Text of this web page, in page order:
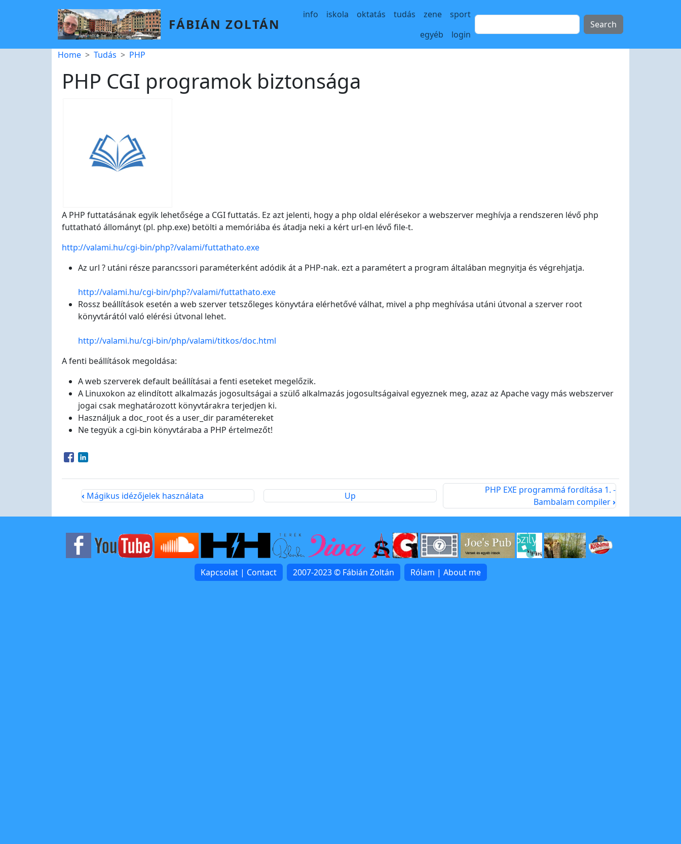
FÁBIÁN ZOLTÁN
Main navigation
info iskola oktatás tudás zene
sport
egyéb
login
Breadcrumb
Home Tudás PHP
PHP CGI programok biztonsága
A PHP futtatásának egyik lehetősége a CGI futtatás. Ez azt jelenti, hogy a php oldal elérésekor a webszerver meghívja a rendszeren lévő php
futtatható állományt (pl. php.exe) betölti a memóriába és átadja neki a kért url-en lévő file-t.
http://valami.hu/cgi-bin/php?/valami/futtathato.exe
Az url ? utáni része parancssori paraméterként adódik át a PHP-nak. ezt a paramétert a program általában megnyitja és végrehjatja.
http://valami.hu/cgi-bin/php?/valami/futtathato.exe
Rossz beállítások esetén a web szerver tetszőleges könyvtára elérhetővé válhat, mivel a php meghívása utáni útvonal a szerver root
könyvtárától való elérési útvonal lehet.
http://valami.hu/cgi-bin/php/valami/titkos/doc.html
A fenti beállítások megoldása:
A web szerverek default beállításai a fenti eseteket megelőzik.
A Linuxokon az elindított alkalmazás jogosultságai a szülő alkalmazás jogosultságaival egyeznek meg, azaz az Apache vagy más webszerver
jogai csak meghatározott könyvtárakra terjedjen ki.
Használjuk a doc_root és a user_dir paramétereket
Ne tegyük a cgi-bin könyvtáraba a PHP értelmezőt!
Opens in a new window
Opens in a new window
‹ Mágikus idézőjelek használata Up
PHP EXE programmá fordítása 1. -
Bambalam compiler›
Kapcsolat | Contact 2007-2023 © Fábián Zoltán Rólam | About me